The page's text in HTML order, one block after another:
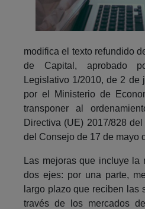
modifica el texto refundido
de Capital, aprobado
Legislativo 1/2010, de 2 de
por el Ministerio de
transponer al
Directiva (UE) 2017/828
del Consejo de 17 de mayo
Las mejoras que incluye la
dos ejes: por una parte,
largo plazo que reciben las
través de los mercados